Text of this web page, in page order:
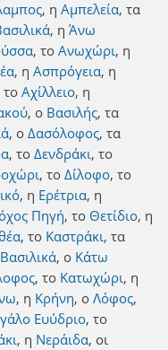
, η Αμπελεία, τα
, η Άνω
, το Ανωχώρι, η
, η Ασπρόγεια, η
το Αχίλλειο, η
, ο Βασιλής, τα
, ο Δασόλοφος, τα
, το Δενδράκι, το
, το Δίλοφο, το
, η Ερέτρια, η
Πηγή, το Θετίδιο, η
, το Καστράκι, τα
, ο Κάτω
, το Κατωχώρι, η
, η Κρήνη, ο Λόφος,
Ευύδριο, το
, η Νεράιδα, οι